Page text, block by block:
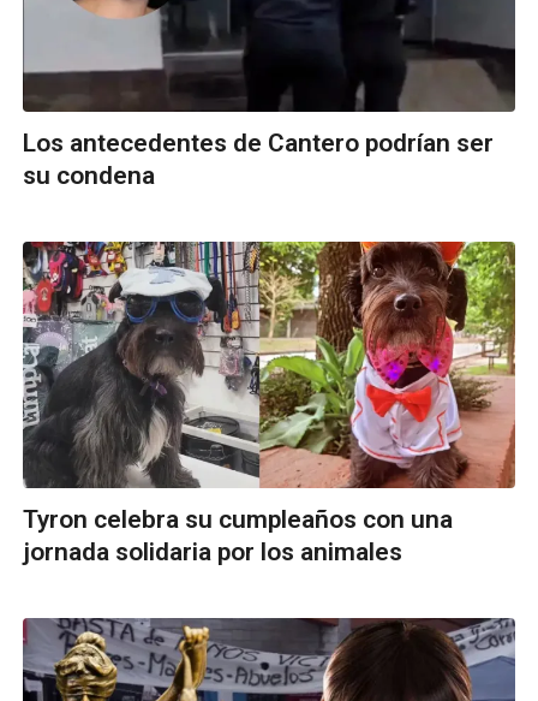
Los antecedentes de Cantero podrían ser
su condena
Tyron celebra su cumpleaños con una
jornada solidaria por los animales